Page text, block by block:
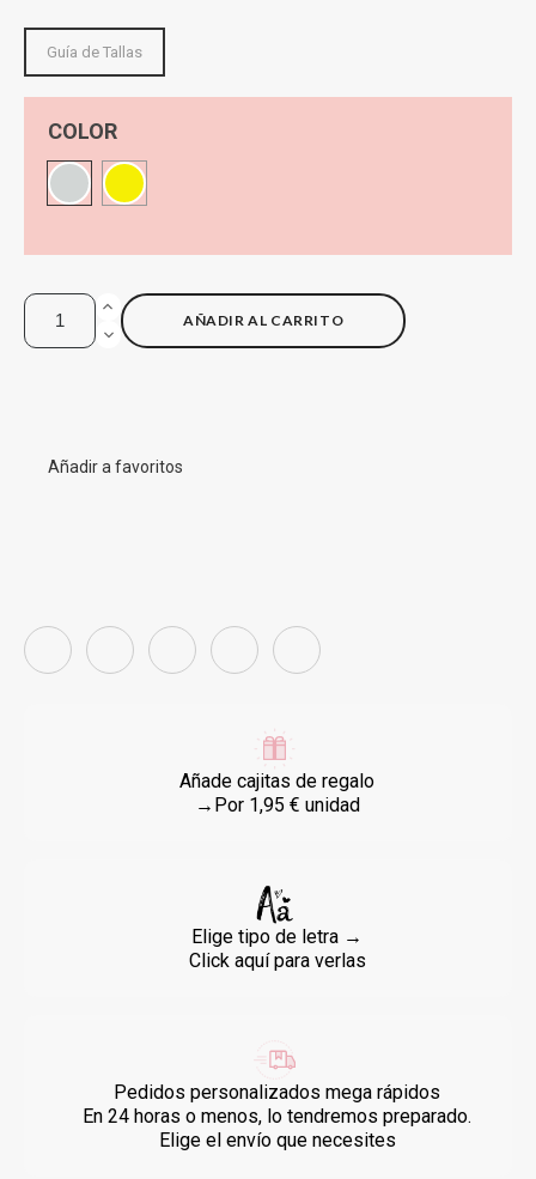
Guía de Tallas
COLOR
PlateadoDorado
AÑADIR AL CARRITO
Añadir a favoritos
Añade cajitas de regalo
→Por 1,95 € unidad
Elige tipo de letra →
Click aquí para verlas
Pedidos personalizados mega rápidos
En 24 horas o menos, lo tendremos preparado.
Elige el envío que necesites